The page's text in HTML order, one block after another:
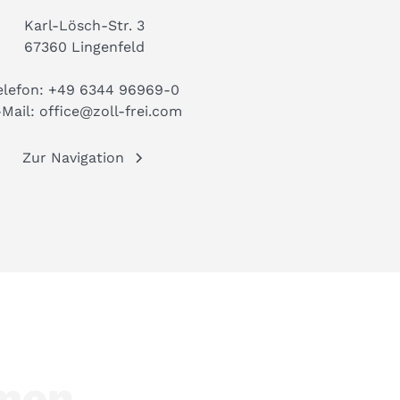
Karl-Lösch-Str. 3
67360 Lingenfeld
+49 6344 96969-0
office@zoll-frei.com
Zur Navigation